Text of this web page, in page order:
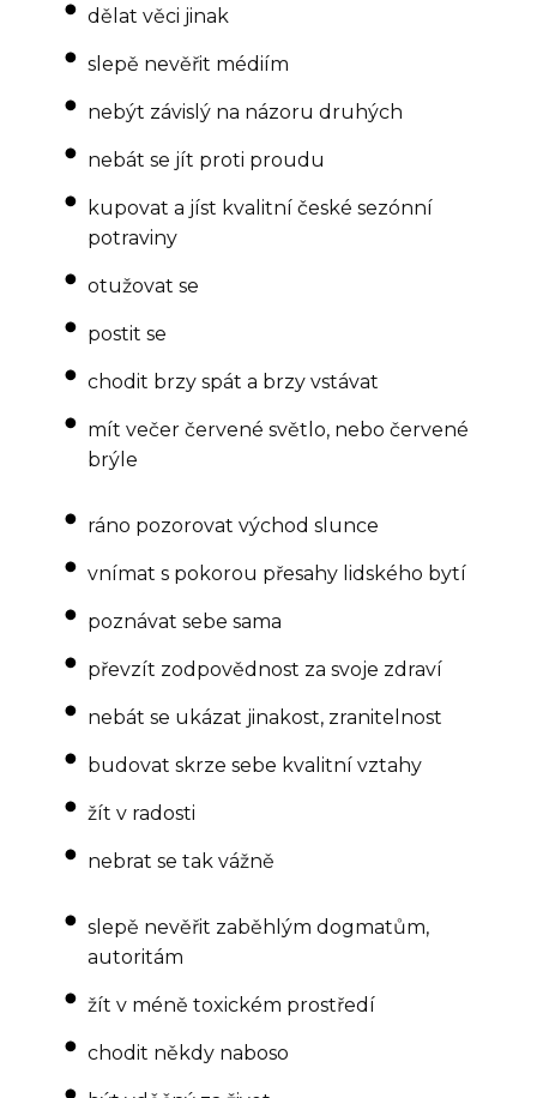
dělat věci jinak
slepě nevěřit médiím
nebýt závislý na názoru druhých
nebát se jít proti proudu
kupovat a jíst kvalitní české sezónní
potraviny
otužovat se
postit se
chodit brzy spát a brzy vstávat
mít večer červené světlo, nebo červené
brýle
ráno pozorovat východ slunce
vnímat s pokorou přesahy lidského bytí
poznávat sebe sama
převzít zodpovědnost za svoje zdraví
nebát se ukázat jinakost, zranitelnost
budovat skrze sebe kvalitní vztahy
žít v radosti
nebrat se tak vážně
slepě nevěřit zaběhlým dogmatům,
autoritám
žít v méně toxickém prostředí
chodit někdy naboso